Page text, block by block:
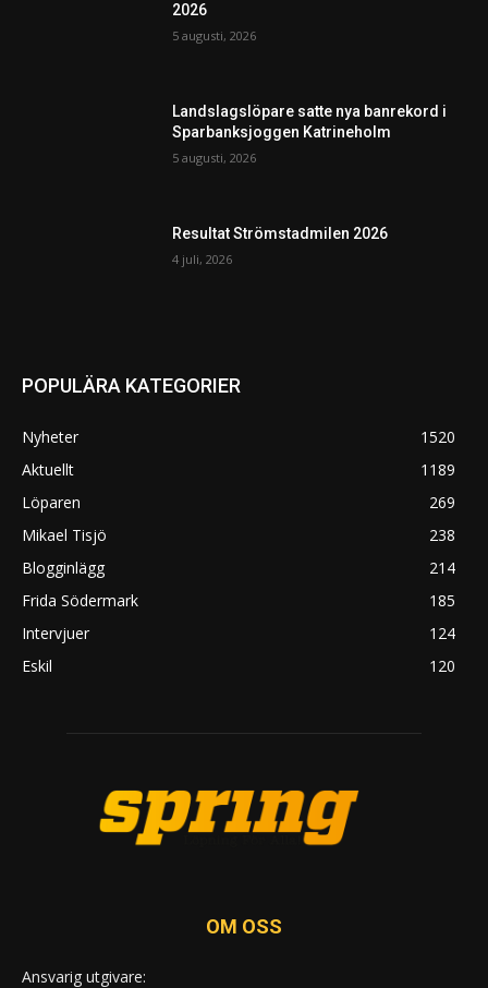
2026
5 augusti, 2026
Landslagslöpare satte nya banrekord i
Sparbanksjoggen Katrineholm
5 augusti, 2026
Resultat Strömstadmilen 2026
4 juli, 2026
POPULÄRA KATEGORIER
Nyheter
1520
Aktuellt
1189
Löparen
269
Mikael Tisjö
238
Blogginlägg
214
Frida Södermark
185
Intervjuer
124
Eskil
120
OM OSS
Ansvarig utgivare: